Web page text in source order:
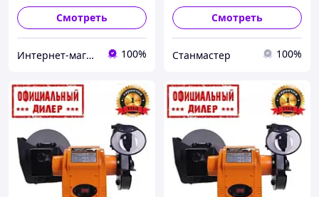
Смотреть
Интернет-магазин "COOL-TOOL" 100%
Смотреть
Станмастер 100%